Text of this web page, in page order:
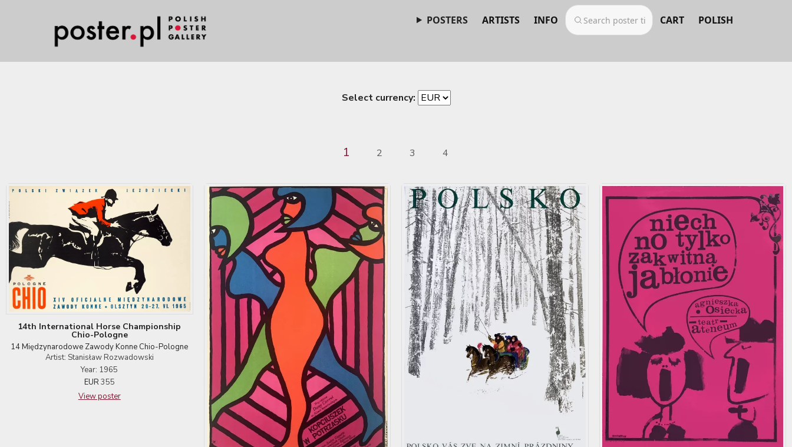
POSTERS ARTISTS INFO CART POLISH
Select currency:
1 2 3 4
14th International Horse Championship
Chio-Pologne
14 Międzynarodowe Zawody Konne Chio-Pologne
Artist: Stanisław Rozwadowski
Year: 1965
EUR355
View poster